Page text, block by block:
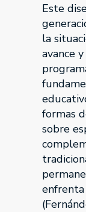
Este
la
avance
formas
sobre